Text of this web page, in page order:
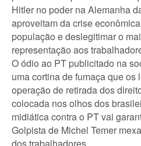
Hitler no poder na Alemanha
aproveitam da crise
população e deslegitimar o
representação aos
O ódio ao PT publicitado na
uma cortina de fumaça que os
operação de retirada dos
colocada nos olhos dos
midiática contra o PT vai
Golpista de Michel Temer